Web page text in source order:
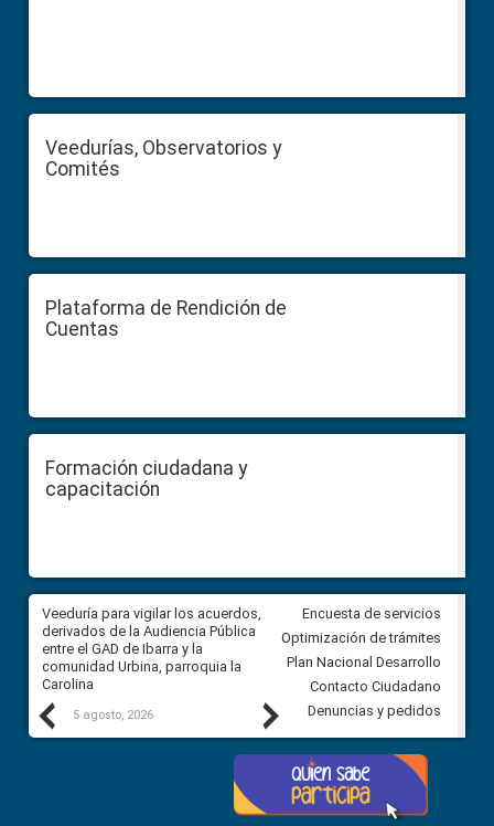
Veedurías, Observatorios y
Comités
Plataforma de Rendición de
Cuentas
Formación ciudadana y
capacitación
Previous
Veeduría para vigilar los acuerdos,
derivados de la Audiencia Pública
entre el GAD de Ibarra y la
comunidad Urbina, parroquia la
Carolina
5 agosto, 2026
CPCCS convoca a Veeduría
Ciudadana para vigilar el
5 agosto, 2026
Next
Encuesta de servicios
Optimización de trámites
Plan Nacional Desarrollo
Contacto Ciudadano
Denuncias y pedidos